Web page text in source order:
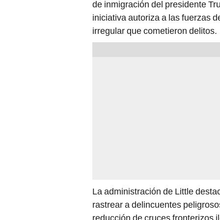
de inmigración del presidente
iniciativa autoriza a las fuerzas
irregular que cometieron delitos.
La administración de Little
rastrear a delincuentes